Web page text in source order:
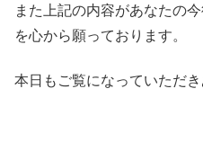
また上記の内容があなたの
を心から願っております。
本日もご覧になっていただ